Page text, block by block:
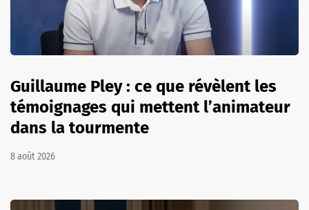
Guillaume Pley : ce que révèlent les
témoignages qui mettent l’animateur
dans la tourmente
8 août 2026